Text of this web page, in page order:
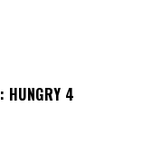
HUNGRY 4